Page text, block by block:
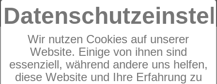
Wir nutzen Cookies auf unserer
Website. Einige von ihnen sind
essenziell, während andere uns helfen,
diese Website und Ihre Erfahrung zu
Sympathica Sommer-
Daunenbett 8x10